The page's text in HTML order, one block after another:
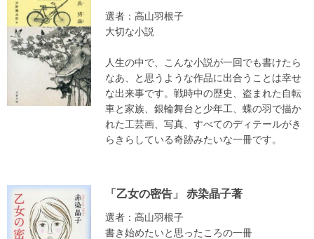
選者：高山羽根子
大切な小説
人生の中で、こんな小説が一回でも書けたら
なあ、と思うような作品に出合うことは幸せ
な出来事です。戦時中の歴史、盗まれた自転
車と家族、銀輪舞台と少年工、蝶の羽で描か
れた工芸画、写真、すべてのディテールがき
らきらしている奇跡みたいな一冊です。
「乙女の密告」 赤染晶子著
選者：高山羽根子
書き始めたいと思ったころの一冊